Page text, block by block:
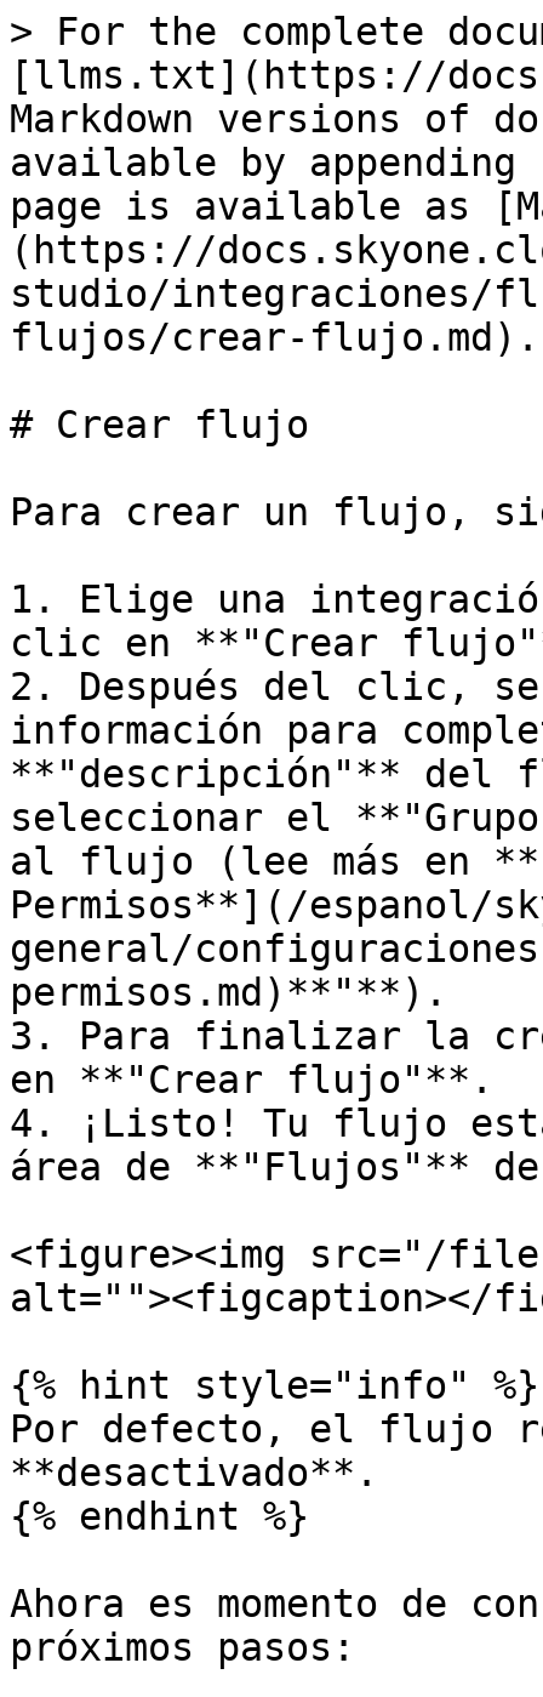
> For the complete
[llms.txt](https://
Markdown versions of
available by
page is available as
(https://
studio/integraciones/
flujos/crear-flujo.md).
# Crear flujo
Para crear un flujo,
1. Elige una
clic en **"Crear
2. Después del clic,
información para
**"descripción"** del
seleccionar el
al flujo (lee más en
Permisos**](/espanol/
general/
permisos.md)**"**).
3. Para finalizar la
en **"Crear flujo"**.
4. ¡Listo! Tu flujo
área de **"Flujos"**
<figure><img src="/
alt=""><figcaption></
{% hint style="info" %}
Por defecto, el flujo
**desactivado**.
{% endhint %}
Ahora es momento de
próximos pasos: